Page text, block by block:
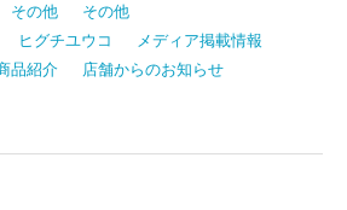
その他
その他
ヒグチユウコ
メディア掲載情報
品紹介
店舗からのお知らせ